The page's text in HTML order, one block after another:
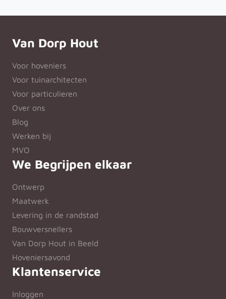
Van Dorp Hout
Voor hoveniers
Voor tuinarchitecten
Voor particulieren
Over ons
Blog
Werken bij
MVO
We Begrijpen elkaar
Ontwerp
Maatwerk
Levering in de randstad
Bouwversnellers
Van Dorp Hout in Beeld
Hoveniersavond
Klantenservice
Inloggen